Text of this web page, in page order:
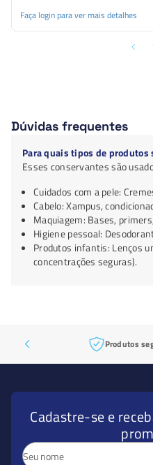
Faça login para ver mais detalhes
Dúvidas frequentes
Para quais tipos de produtos
Esses conservantes são
Cuidados com a pele:
Cabelo: Xampus,
Maquiagem: Bases,
Higiene pessoal:
Produtos infantis: Lenços
concentrações seguras).
Produtos
Cadastre-se e